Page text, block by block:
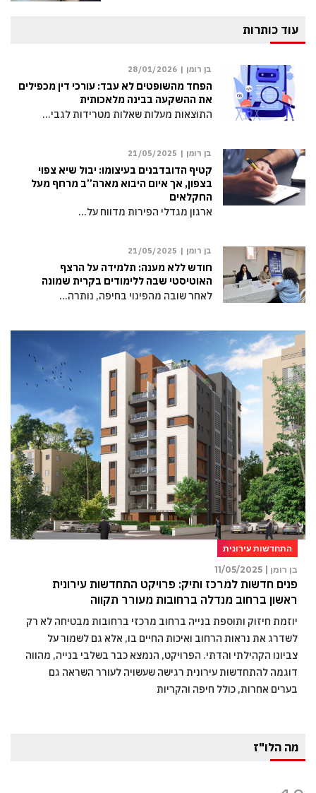
עוד כותרות
בן רומן | 28/01/2026
הפחד מהשופטים לא עבד: עורכי דין מכפילים
את ההשקעה בבינה מלאכותית
התוצאות מעלות שאלות מטרידות לגבי…
בן רומן | 21/05/2025
קטיף הדובדבנים בעיצומו: יבול שיא צפוי
בצפון, אך איום היבוא מארה”ב מרחף מעל
החקלאים
ארגון מגדלי הפירות מדווח על…
בן רומן | 21/05/2025
חודש ללא מענה: תלמידה על הרצף
האוטיסטי שבה ללימודים בקרית שמונה
לאחר שובה מהפינוי בחיפה, נותרה…
התחדשות עירונית
בן רומן |
11/05/2025
פנים חדשות למרכז ותיק: פרויקט התחדשות עירונית
ראשון ברחוב מנדלה ברחובות מעורר תקווה
יוזמת חיזוק ותוספת בנייה ברחוב מרכזי ברחובות מבטיחה לא רק
לשדרג את נראות הרחוב ואיכות החיים בו, אלא גם לשמור על
צביונו הקהילתי והדתי. הפרויקט, הנמצא כבר בשלבי בנייה, מהווה
דוגמה להתחדשות עירונית רגישה שעשויה לעורר השראה גם
בערים אחרות, כולל חיפה והקריות
מה הלו"ז